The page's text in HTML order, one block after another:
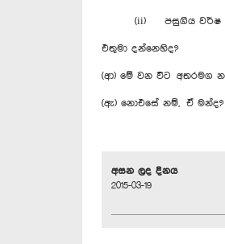
(ii) පසුගිය වර්ෂ
එතුමා දන්නෙහිද?
(ආ) මේ වන විට අතරමග
(ඇ) නොඑසේ නම්, ඒ මන්ද?
අසන ලද දිනය
2015-03-19